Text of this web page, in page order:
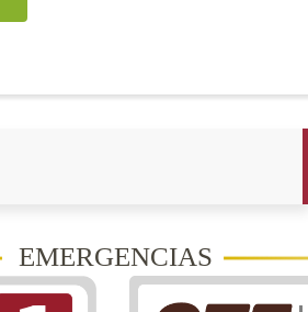
EMERGENCIAS